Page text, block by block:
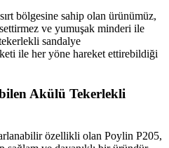
bölgesine sahip olan ürünümüz,
ve yumuşak minderi ile
sandalye
ile her yöne hareket ettirebildiği
Akülü Tekerlekli
özellikli olan Poylin P205,